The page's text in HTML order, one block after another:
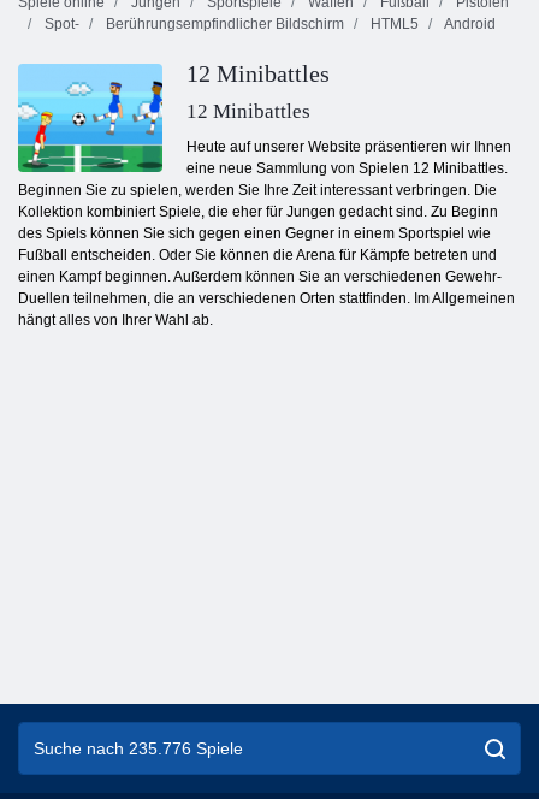
Spot-
Berührungsempfindlicher Bildschirm HTML5 Android
12 Minibattles
12 Minibattles
Heute auf unserer Website präsentieren wir Ihnen
eine neue Sammlung von Spielen 12 Minibattles.
Beginnen Sie zu spielen, werden Sie Ihre Zeit interessant verbringen. Die
Kollektion kombiniert Spiele, die eher für Jungen gedacht sind. Zu Beginn
des Spiels können Sie sich gegen einen Gegner in einem Sportspiel wie
Fußball entscheiden. Oder Sie können die Arena für Kämpfe betreten und
einen Kampf beginnen. Außerdem können Sie an verschiedenen Gewehr-
Duellen teilnehmen, die an verschiedenen Orten stattfinden. Im Allgemeinen
hängt alles von Ihrer Wahl ab.